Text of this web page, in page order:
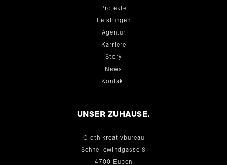
Projekte
Leistungen
Agentur
Karriere
Story
News
Kontakt
UNSER ZUHAUSE.
Cloth kreativbureau
Schnellewindgasse 8
4700 Eupen